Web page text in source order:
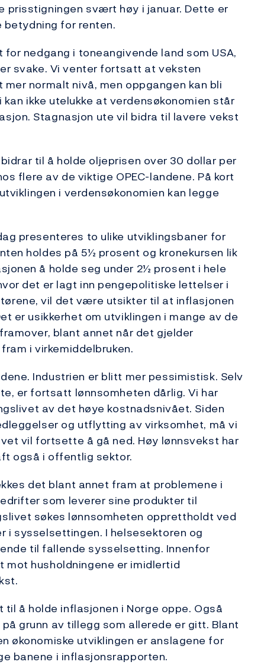
prisstigningen svært høy i januar. Dette er
betydning for renten.
nedgang i toneangivende land som USA,
svake. Vi venter fortsatt at veksten
normalt nivå, men oppgangen kan bli
ikke utelukke at verdensøkonomien står
Stagnasjon ute vil bidra til lavere vekst
til å holde oljeprisen over 30 dollar per
flere av de viktige OPEC-landene. På kort
i verdensøkonomien kan legge
presenteres to ulike utviklingsbaner for
holdes på 5½ prosent og kronekursen lik
å holde seg under 2½ prosent i hele
det er lagt inn pengepolitiske lettelser i
vil det være utsikter til at inflasjonen
er usikkerhet om utviklingen i mange av de
blant annet når det gjelder
i virkemiddelbruken.
Industrien er blitt mer pessimistisk. Selv
er fortsatt lønnsomheten dårlig. Vi har
av det høye kostnadsnivået. Siden
og utflytting av virksomhet, må vi
vil fortsette å gå ned. Høy lønnsvekst har
også i offentlig sektor.
det blant annet fram at problemene i
som leverer sine produkter til
søkes lønnsomheten opprettholdt ved
i sysselsettingen. I helsesektoren og
til fallende sysselsetting. Innenfor
husholdningene er imidlertid
å holde inflasjonen i Norge oppe. Også
grunn av tillegg som allerede er gitt. Blant
økonomiske utviklingen er anslagene for
banene i inflasjonsrapporten.